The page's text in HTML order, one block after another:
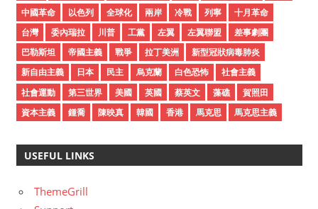
v
e
s
中國革命
以色列 全球化 兩岸 冷戰 列寧
十月革命
台灣
委內瑞拉 川普 工黨 左翼 左翼聯盟
差事劇團
巴勒斯坦
帝國主義 戰爭 拉丁美洲
新型冠狀病毒肺炎
新自由主義
日本 民主 烏克蘭 白色恐怖
社會主義
社會運動
第三世界 美國 英國 蔡英文 藻礁
賀照田
資本主義
鍾喬 陳映真 韓國 香港 馬克思 馬克思主義
USEFUL LINKS
ThemeGrill